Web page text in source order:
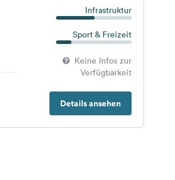
Infrastruktur
Sport & Freizeit
Keine Infos zur
Verfügbarkeit
Details ansehen